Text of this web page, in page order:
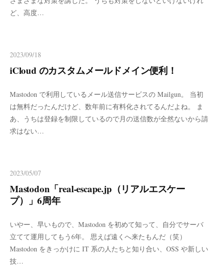
ど、高度…
2023/09/18
iCloud のカスタムメールドメイン便利！
Mastodon で利用しているメール送信サービスの Mailgun。 当初
は無料だったんだけど、数年前に有料化されてるんだよね。 ま
あ、うちは登録を制限しているので月の送信数が全然ないから請
求はない…
2023/05/07
Mastodon「real-escape.jp（リアルエスケー
プ）」6周年
いやー、早いもので、Mastodon を初めて知って、自分でサーバ
立てて運用してもう6年。 思えば遠くへ来たもんだ（笑）
Mastodon をきっかけに IT 系の人たちと知り合い、OSS や新しい
技…